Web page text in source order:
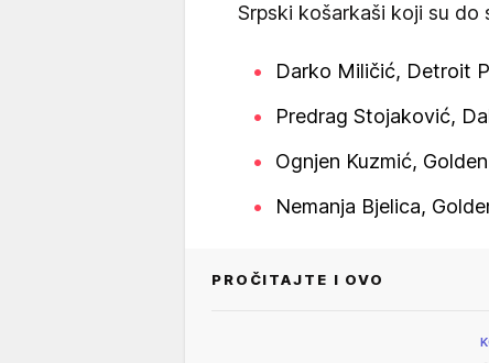
Srpski košarkaši koji su
Darko Miličić, Detroit
Predrag Stojaković,
Ognjen Kuzmić,
Nemanja Bjelica,
PROČITAJTE I OVO